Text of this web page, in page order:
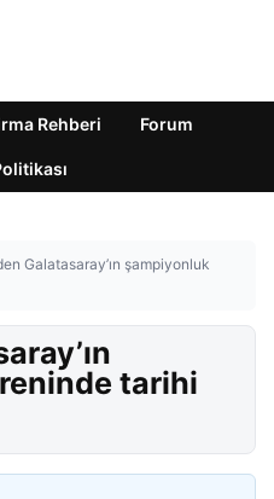
Rehberi Forum
Galatasaray’ın şampiyonluk
tarihi